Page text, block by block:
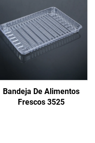
Bandeja De Alimentos
Frescos 3525